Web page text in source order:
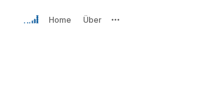
Home Über